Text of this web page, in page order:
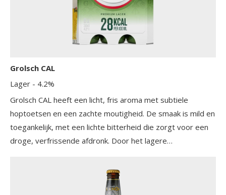
Grolsch CAL
Lager - 4.2%
Grolsch CAL heeft een licht, fris aroma met subtiele
hoptoetsen en een zachte moutigheid. De smaak is mild en
toegankelijk, met een lichte bitterheid die zorgt voor een
droge, verfrissende afdronk. Door het lagere
de kenmerkende pilskarakteristiek van Grolsch. Het is een
dorstlessend bier dat zich kenmerkt door zijn zachte,